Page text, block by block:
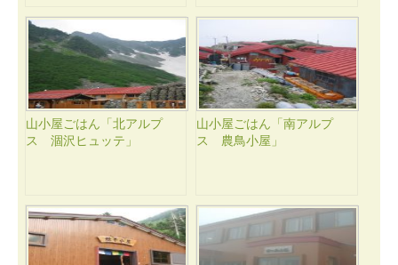
山小屋ごはん「北アルプ
ス 涸沢ヒュッテ」
山小屋ごはん「南アルプ
ス 農鳥小屋」